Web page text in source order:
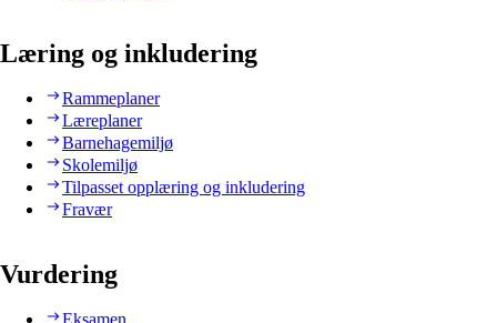
Læring og inkludering
Rammeplaner
Læreplaner
Barnehagemiljø
Skolemiljø
Tilpasset opplæring og inkludering
Fravær
Vurdering
Eksamen